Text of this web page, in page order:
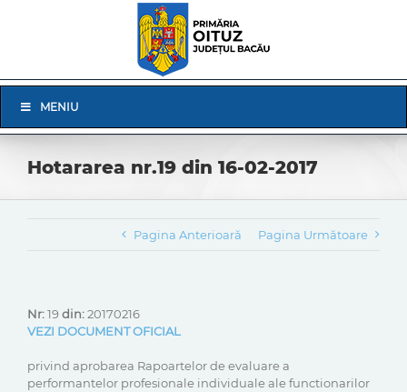
Navigation
MENIU
Hotararea nr.19 din 16-02-2017
Pagina Anterioară Pagina Următoare
Nr:19din:20170216
VEZI DOCUMENT OFICIAL
privind aprobarea Rapoartelor de evaluare a
performantelor profesionale individuale ale functionarilor